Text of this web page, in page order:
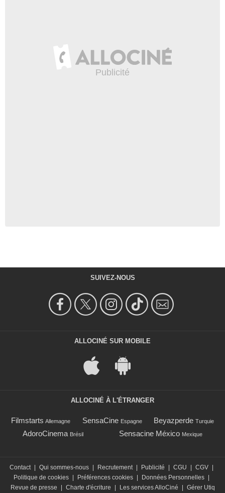
SUIVEZ-NOUS
ALLOCINÉ SUR MOBILE
ALLOCINÉ À L'ÉTRANGER
Filmstarts Allemagne SensaCine Espagne Beyazperde Turquie
AdoroCinema Brésil Sensacine México Mexique
Contact Qui sommes-nous Recrutement Publicité CGU CGV
Politique de cookies
Préférences cookies Données Personnelles
Revue de presse
Charte d'écriture Les services AlloCiné Gérer Utiq